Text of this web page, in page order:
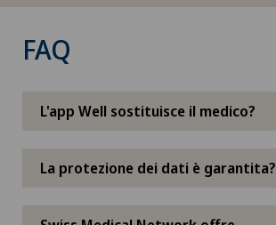
FAQ
L'app Well sostituisce il medico?
La protezione dei dati è garantita?